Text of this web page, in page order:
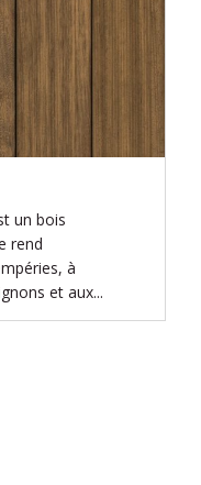
un bois
rend
à
et aux...